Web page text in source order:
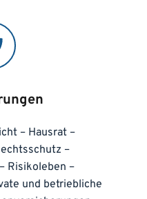
– Hausrat –
–
Risikoleben –
und betriebliche